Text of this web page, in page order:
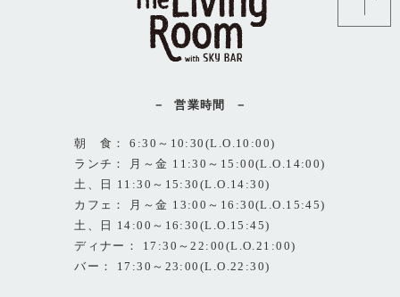
営業時間
朝 食： 6:30～10:30(L.O.10:00)
ランチ： 月～金 11:30～15:00(L.O.14:00)
土、日 11:30～15:30(L.O.14:30)
カフェ： 月～金 13:00～16:30(L.O.15:45)
土、日 14:00～16:30(L.O.15:45)
ディナー： 17:30～22:00(L.O.21:00)
バー： 17:30～23:00(L.O.22:30)